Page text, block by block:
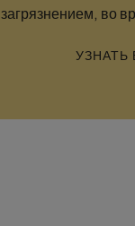
загрязнением, во
УЗНАТЬ